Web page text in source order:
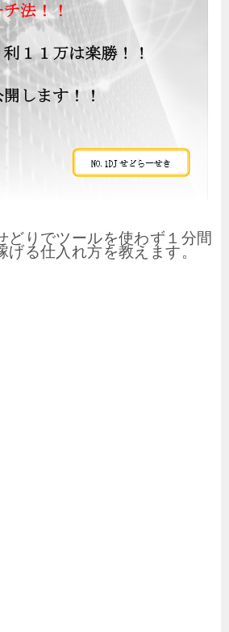
どりでツールを使わず１分間
げる仕入れ方を教えます。